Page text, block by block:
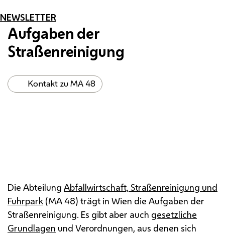
NEWSLETTER
Aufgaben der
Straßenreinigung
Kontakt zu MA 48
Die Abteilung Abfallwirtschaft, Straßenreinigung und
Fuhrpark (MA48) trägt in Wien die Aufgaben der
Straßenreinigung. Es gibt aber auch gesetzliche
Grundlagen und Verordnungen, aus denen sich